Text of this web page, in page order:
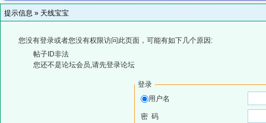
提示信息 » 天线宝宝
您没有登录或者您没有权限访问此页面，可能有如下几个原因:
帖子ID非法
您还不是论坛会员,请先登录论坛
登录
用户名
密 码